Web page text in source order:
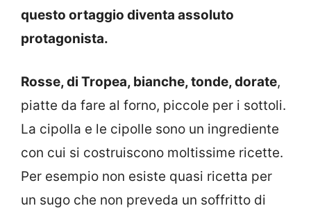
questo ortaggio diventa assoluto
protagonista.
Rosse, di Tropea, bianche, tonde, dorate,
piatte da fare al forno, piccole per i sottoli.
La cipolla e le cipolle sono un ingrediente
con cui si costruiscono moltissime ricette.
Per esempio non esiste quasi ricetta per
un sugo che non preveda un soffritto di